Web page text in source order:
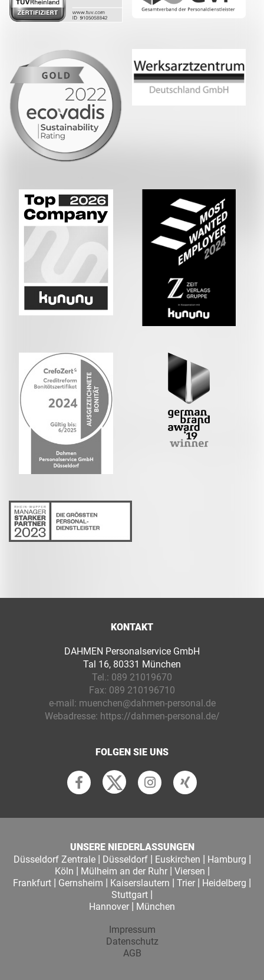
KONTAKT
DAHMEN Personalservice GmbH
Tal 16, 80331 München
Tel.: 089 21019670
Fax: 089 210196710
e-mail: muenchen@dahmen-personal.de
Webadresse: https://dahmen-personal.de/
FOLGEN SIE UNS
UNSERE NIEDERLASSUNGEN
Düsseldorf Zentrale| Düsseldorf| Euskirchen | Hamburg |
Köln | Mülheim an der Ruhr| Viersen |
Frankfurt | Gernsheim | Kaiserslautern | Trier | Heidelberg |
Stuttgart |
Hannover | München
Impressum
Datenschutz
AGB